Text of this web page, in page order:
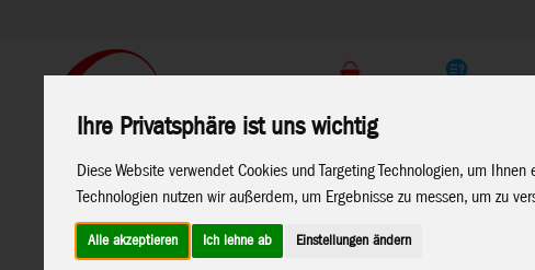
Ihre Privatsphäre ist uns wichtig
Diese Website verwendet Cookies und Targeting Technologien, um
Technologien nutzen wir außerdem, um Ergebnisse zu messen, um zu
Alle akzeptieren Ich lehne ab Einstellungen ändern
Home Marken